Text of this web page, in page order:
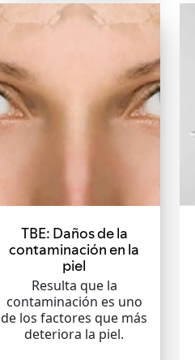
TBE: Daños de la
contaminación en la
piel
Resulta que la
contaminación es uno
de los factores que más
deteriora la piel.